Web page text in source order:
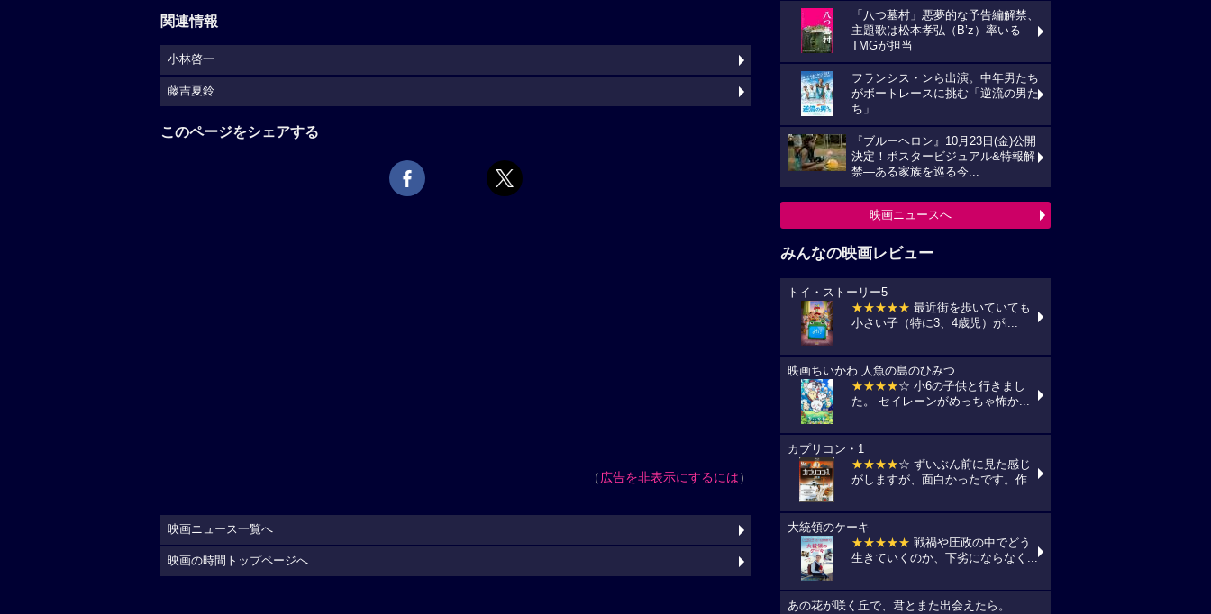
関連情報
小林啓一
藤吉夏鈴
このページをシェアする
（広告を非表示にするには）
「八つ墓村」悪夢的な予告編解禁、
主題歌は松本孝弘（B’z）率いる
TMGが担当
フランシス・ンら出演。中年男たち
がボートレースに挑む「逆流の男た
ち」
『ブルーヘロン』10月23日(金)公開
決定！ポスタービジュアル&特報解
禁―ある家族を巡る今...
映画ニュースへ
みんなの映画レビュー
トイ・ストーリー5
★★★★★ 最近街を歩いていても
小さい子（特に3、4歳児）がi...
映画ちいかわ 人魚の島のひみつ
★★★★☆ 小6の子供と行きまし
た。 セイレーンがめっちゃ怖か...
カプリコン・1
★★★★☆ ずいぶん前に見た感じ
がしますが、面白かったです。作...
大統領のケーキ
★★★★★ 戦禍や圧政の中でどう
生きていくのか、下劣にならなく...
あの花が咲く丘で、君とまた出会えたら。
映画ニュース一覧へ
映画の時間トップページへ